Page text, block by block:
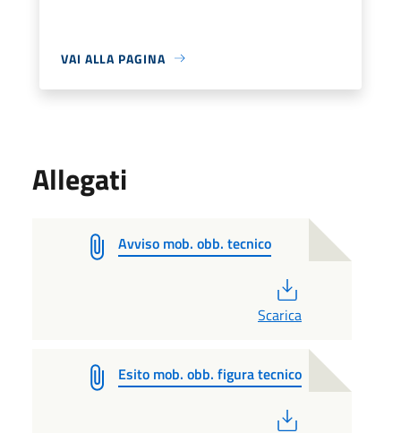
VAI ALLA PAGINA
Allegati
Avviso mob. obb. tecnico
Scarica
Esito mob. obb. figura tecnico